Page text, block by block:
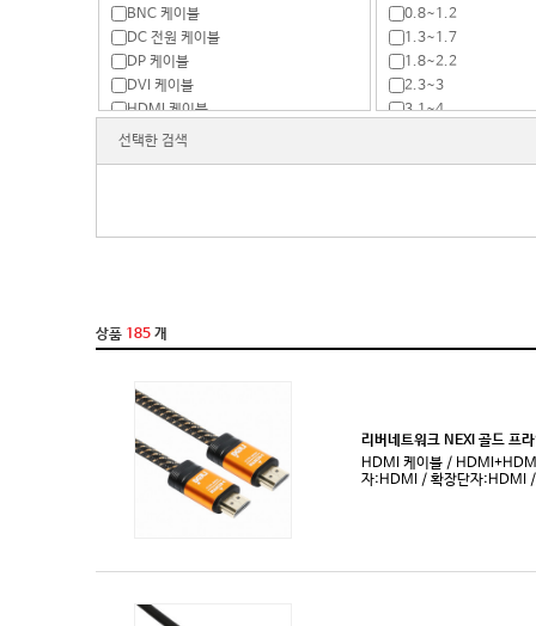
BNC 케이블
DC 전원 케이블
DP 케이블
DVI 케이블
HDMI 케이블
IDE 케이블
RF 케이블
RGB(VGA)케이블
SATA 케이블
SCSI/SAS 케이블
SFP(DAC) 케이블
SVHS 케이블
XLR 케이블
eSATA 케이블
모노 케이블
0.8~1.2
1.3~1.7
1.8~2.2
2.3~3
3.1~4
선택한 검색